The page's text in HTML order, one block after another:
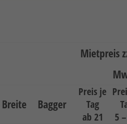
Mietpreis
Breite Bagger
Preis je
Tag
ab 21
5